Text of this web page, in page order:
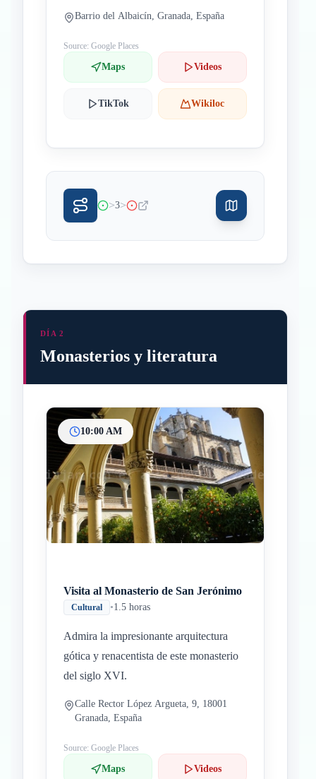
Barrio del Albaicín, Granada, España
Source: Google Places
Maps Videos
TikTok Wikiloc
>3>
Inicio
Paradas intermedias
Final
DÍA 2
Monasterios y literatura
10:00 AM
Visita al Monasterio de San Jerónimo
Cultural •1.5 horas
Admira la impresionante arquitectura
gótica y renacentista de este monasterio
del siglo XVI.
Calle Rector López Argueta, 9, 18001
Granada, España
Source: Google Places
Maps Videos